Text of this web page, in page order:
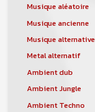
Musique aléatoire
Musique ancienne
Musique alternative
Metal alternatif
Ambient dub
Ambient Jungle
Ambient Techno